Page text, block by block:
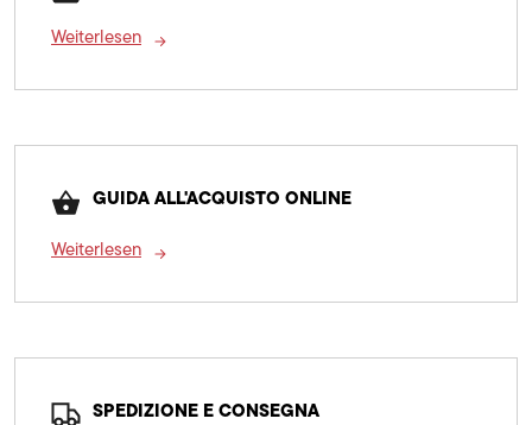
Weiterlesen
GUIDA ALL'ACQUISTO ONLINE
Weiterlesen
SPEDIZIONE E CONSEGNA